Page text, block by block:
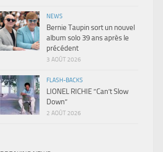
NEWS
Bernie Taupin sort un nouvel
album solo 39 ans après le
précédent
3 AOÛT 2026
FLASH-BACKS
LIONEL RICHIE “Can’t Slow
Down”
2 AOÛT 2026